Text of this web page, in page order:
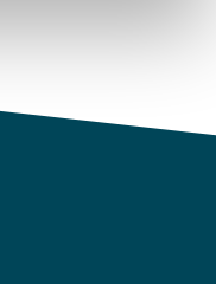
sitio web con
publicidad y análisis